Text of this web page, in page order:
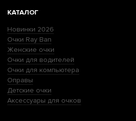
КАТАЛОГ
Новинки 2026
Очки Ray Ban
Женские очки
Очки для водителей
Очки для компьютера
Оправы
Детские очки
Аксессуары для очков